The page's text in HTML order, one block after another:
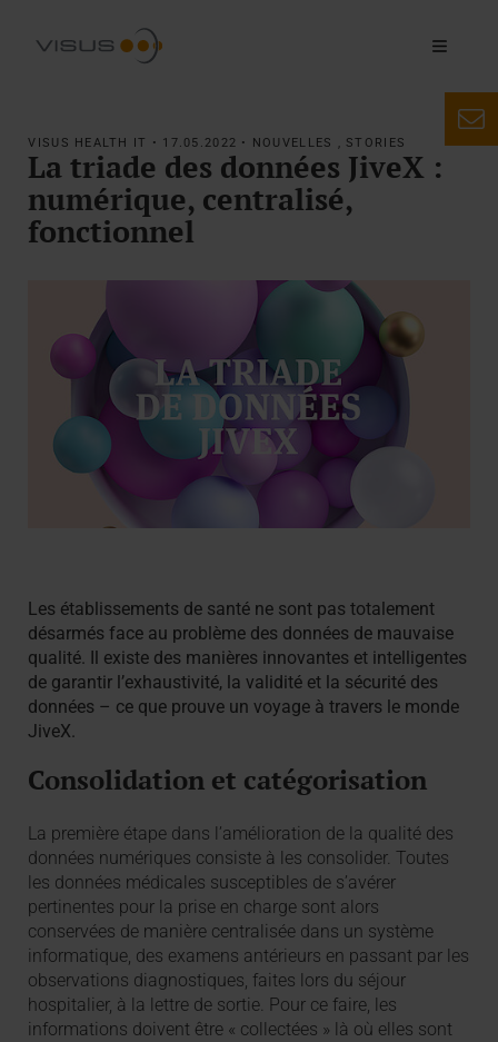
VISUS HEALTH IT • 17.05.2022 • NOUVELLES , STORIES
La triade des données JiveX :
numérique, centralisé,
fonctionnel
Les établissements de santé ne sont pas totalement
désarmés face au problème des données de mauvaise
qualité. Il existe des manières innovantes et intelligentes
de garantir l’exhaustivité, la validité et la sécurité des
données – ce que prouve un voyage à travers le monde
JiveX.
Consolidation et catégorisation
La première étape dans l’amélioration de la qualité des
données numériques consiste à les consolider. Toutes
les données médicales susceptibles de s’avérer
pertinentes pour la prise en charge sont alors
conservées de manière centralisée dans un système
informatique, des examens antérieurs en passant par les
observations diagnostiques, faites lors du séjour
hospitalier, à la lettre de sortie. Pour ce faire, les
informations doivent être « collectées » là où elles sont